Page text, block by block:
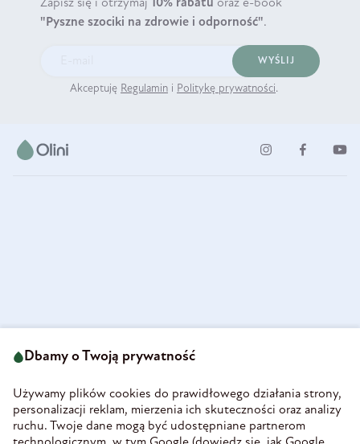
Zapisz się i otrzymaj 10% rabatu oraz e-book
"Pyszne szociki na zdrowie i odporność".
WYŚLIJ
Akceptuję Regulamin i Politykę prywatności.
58-160 Świebodzice
REGON 890213034
INFORMACJE
Dbamy o Twoją prywatność
Używamy plików cookies do prawidłowego działania strony,
personalizacji reklam, mierzenia ich skuteczności oraz analizy
ruchu. Twoje dane mogą być udostępniane partnerom